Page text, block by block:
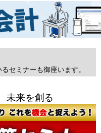
セミナーも御座います。
未来を創る